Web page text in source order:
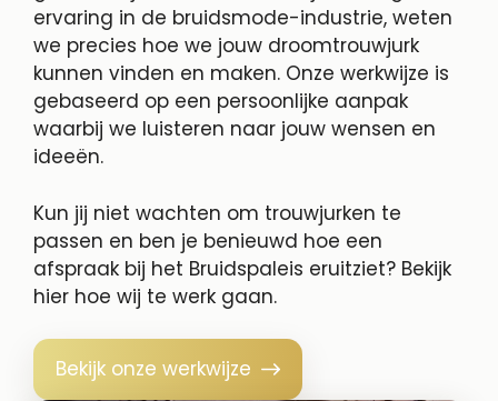
ervaring in de bruidsmode-industrie, weten
we precies hoe we jouw droomtrouwjurk
kunnen vinden en maken. Onze werkwijze is
gebaseerd op een persoonlijke aanpak
waarbij we luisteren naar jouw wensen en
ideeën.
Kun jij niet wachten om trouwjurken te
passen en ben je benieuwd hoe een
afspraak bij het Bruidspaleis eruitziet? Bekijk
hier hoe wij te werk gaan.
Bekijk onze werkwijze